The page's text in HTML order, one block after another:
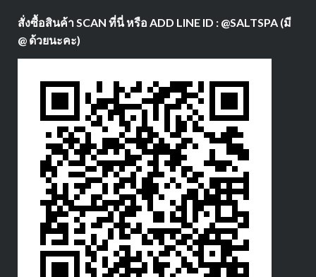
สั่งซื้อสินค้า SCAN ที่นี่ หรือ ADD LINE ID : @SALTSPA (มี
@ ด้วยนะคะ)